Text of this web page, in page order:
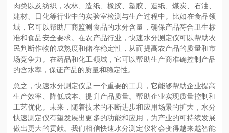
肉类以及纺织，农林、造纸、橡胶、塑胶、造纸、煤炭、石油、
建材、日化等行业中的实验室检测与生产过程中 。比如在食品领
域，它可以帮助厂商监测食品的水分含量，确保产品符合卫生标
准和食品安全要求。在农产品行业，快速水分测定仪可以帮助农
民判断作物的成熟度和储存稳定性，从而提高农产品的质量和市
场竞争力。在药品和化工领域，它可以帮助生产商准确控制产品
的含水率，保证产品的质量和稳定性。
总之，快速水分测定仪是一个重要的工具，它能够帮助企业提高
生产效率、降低成本、提升产品质量。帮助企业实现质量控制和
工艺优化。未来，随着技术的不断进步和应用场景的扩大，水分
快速测定仪有望发展出更多的功能和应用，为产业的可持续发展
做出更大的贡献。我们相信快速水分测定仪将会变得越来越智能